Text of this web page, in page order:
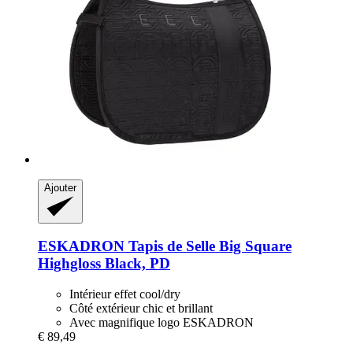
Ajouter
ESKADRON Tapis de Selle Big Square
Highgloss Black, PD
Intérieur effet cool/dry
Côté extérieur chic et brillant
Avec magnifique logo ESKADRON
€ 89,49